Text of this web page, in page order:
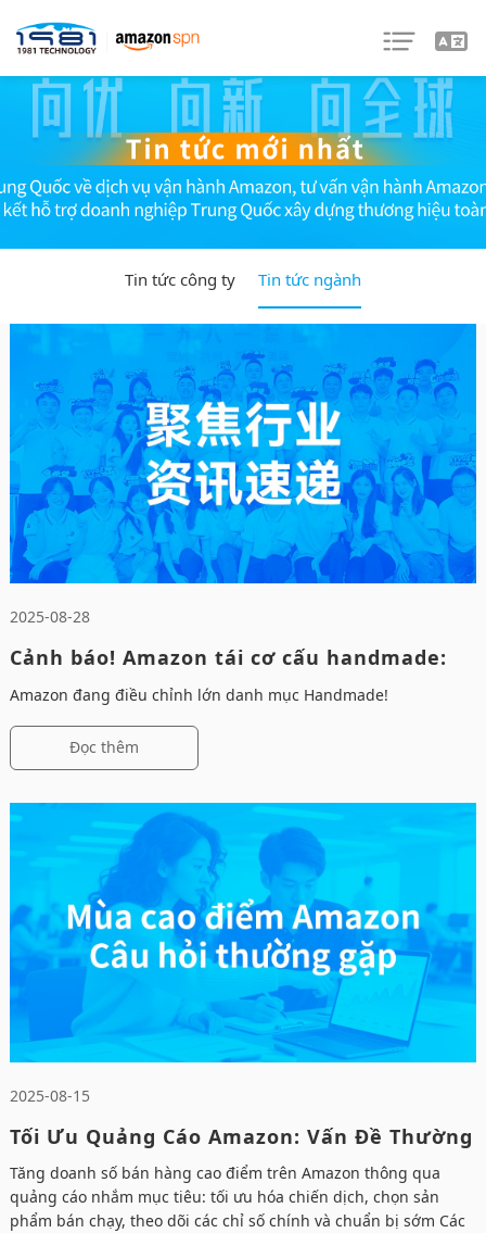
Tin tức công ty Tin tức ngành
2025-08-28
Cảnh báo! Amazon tái cơ cấu handmade:
Ứng phó thế nào?
Amazon đang điều chỉnh lớn danh mục Handmade!
Đọc thêm
2025-08-15
Tối Ưu Quảng Cáo Amazon: Vấn Đề Thường
Gặp Mùa Cao Điểm
Tăng doanh số bán hàng cao điểm trên Amazon thông qua
quảng cáo nhắm mục tiêu: tối ưu hóa chiến dịch, chọn sản
phẩm bán chạy, theo dõi các chỉ số chính và chuẩn bị sớm Các